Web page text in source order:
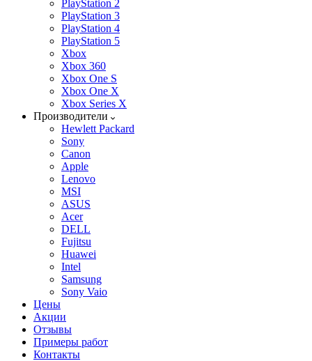
PlayStation 2
PlayStation 3
PlayStation 4
PlayStation 5
Xbox
Xbox 360
Xbox One S
Xbox One X
Xbox Series X
Производители
Hewlett Packard
Sony
Canon
Apple
Lenovo
MSI
ASUS
Acer
DELL
Fujitsu
Huawei
Intel
Samsung
Sony Vaio
Цены
Акции
Отзывы
Примеры работ
Контакты